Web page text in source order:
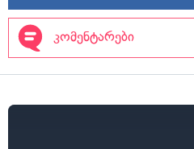
კომენტარები